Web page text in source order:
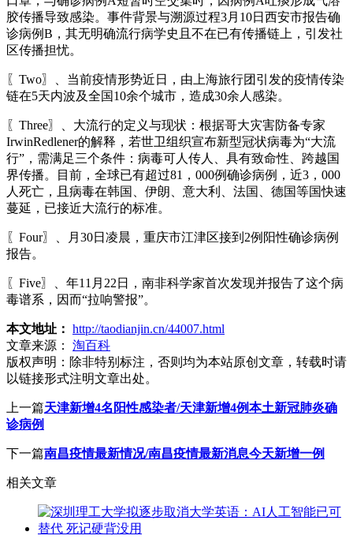
胶传播导致感染。事件背景与溯源过程3月10日西安市报告确
诊病例B，其无明确流行病学史且不在已有传播链上，引发社
区传播担忧。
〖Two〗、当前疫情形势近日，由上海旅行团引发的疫情传染
链在5天内波及全国10余个城市，造成30余人感染。
〖Three〗、大流行的定义与现状：根据哥大灾害防备专家
IrwinRedlener的解释，若世卫组织宣布新型冠状病毒为“大流
行”，需满足三个条件：病毒可人传人、具有致命性、跨越国
界传播。目前，全球已有超过81，000例确诊病例，近3，000
人死亡，且病毒在韩国、伊朗、意大利、法国、德国等国快速
蔓延，已接近大流行的标准。
〖Four〗、月30日凌晨，重庆市江津区接到2例阳性确诊病例
报告。
〖Five〗、年11月22日，南非科学家首次发现并报告了这个病
毒谱系，因而“拉响警报”。
本文地址： http://taodianjin.cn/44007.html
文章来源：
淘百科
版权声明： 除非特别标注，否则均为本站原创文章，转载时请
以链接形式注明文章出处。
上一篇天津新增4名阳性感染者/天津新增4例本土新冠肺炎确
诊病例
下一篇南昌疫情最新情况/南昌疫情最新消息今天新增一例
相关文章